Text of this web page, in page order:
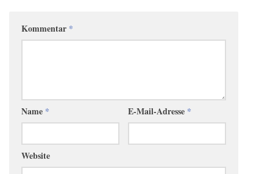
Kommentar *
Name * E-Mail-Adresse *
Website